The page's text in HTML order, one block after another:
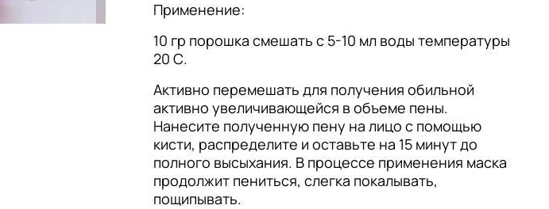
Применение:
10 гр порошка смешать с 5-10 мл воды температуры
20 С.
Активно перемешать для получения обильной
активно увеличивающейся в объеме пены.
Нанесите полученную пену на лицо с помощью
кисти, распределите и оставьте на 15 минут до
полного высыхания. В процессе применения маска
продолжит пениться, слегка покалывать,
пощипывать.